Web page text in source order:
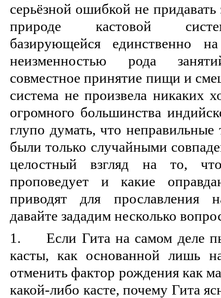
серьёзной ошибкой не
природе кастовой
базирующейся единственно
неизменностью рода
совместное принятие пищи и
система не произвела никаких
огромного большинства
глупо думать, что неправильные
были только случайными
целостный взгляд на то,
проповедует и какие
приводят для прославления
давайте зададим несколько
1. Если Гита на самом деле
касты, как основанной лишь
отменить фактор рождения как
какой-либо касте, почему Гита